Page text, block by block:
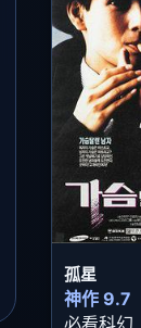
孤星
神作 9.7
必看科幻